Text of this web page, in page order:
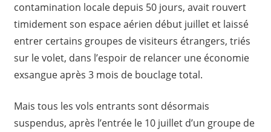
contamination locale depuis 50 jours, avait rouvert
timidement son espace aérien début juillet et laissé
entrer certains groupes de visiteurs étrangers, triés
sur le volet, dans l’espoir de relancer une économie
exsangue après 3 mois de bouclage total.
Mais tous les vols entrants sont désormais
suspendus, après l’entrée le 10 juillet d’un groupe de